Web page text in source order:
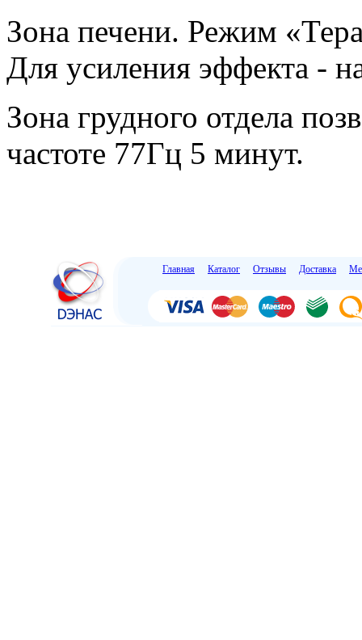
Зона печени. Режим
Для усиления эффекта -
Зона грудного отдела
частоте 77Гц 5 минут.
Главная Каталог Отзывы Доставка